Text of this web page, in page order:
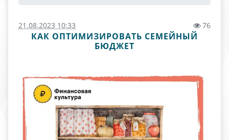
21.08.2023 10:33 76
КАК ОПТИМИЗИРОВАТЬ СЕМЕЙНЫЙ
БЮДЖЕТ